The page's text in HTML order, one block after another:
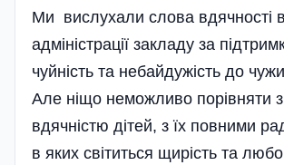
Ми вислухали слова вдя­ч­ності
адміністрації закладу за
чуйність та небайдужість до
Але ніщо неможливо порівняти
вдячні­стю дітей, з їх повними
в яких світиться щирість та